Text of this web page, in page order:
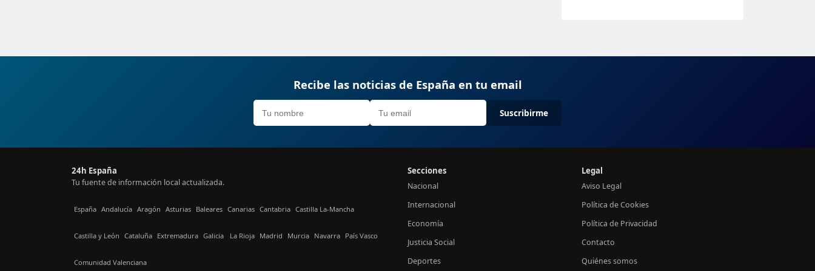
Recibe las noticias de España en tu email
Suscribirme
24h España
Tu fuente de información local actualizada.
España Andalucía Aragón Asturias Baleares Canarias Cantabria Castilla La-Mancha
Castilla y León Cataluña Extremadura Galicia La Rioja Madrid Murcia Navarra País Vasco
Comunidad Valenciana
Secciones
Nacional
Internacional
Economía
Justicia Social
Deportes
Legal
Aviso Legal
Política de Cookies
Política de Privacidad
Contacto
Quiénes somos